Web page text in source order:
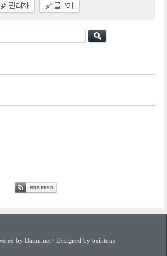
by Daum.net / Designed by beintous